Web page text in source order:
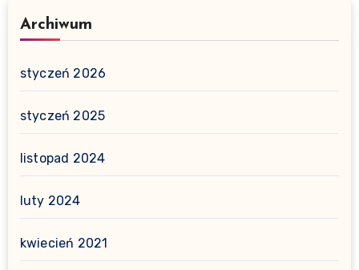
Archiwum
styczeń 2026
styczeń 2025
listopad 2024
luty 2024
kwiecień 2021